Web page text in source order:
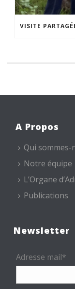
A Propos
Qui sommes-
Notre équipe
L’Organe
Publications
Newsletter
Adresse mail*